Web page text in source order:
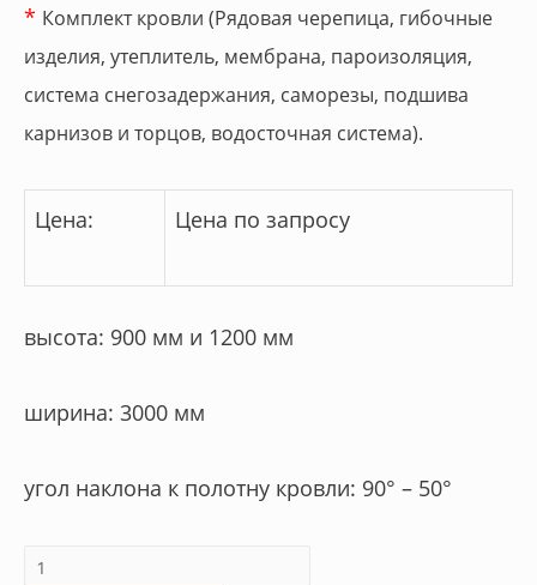
* Комплект кровли (Рядовая черепица, гибочные
изделия, утеплитель, мембрана, пароизоляция,
система снегозадержания, саморезы, подшива
карнизов и торцов, водосточная система).
Цена: Цена по запросу
высота: 900 мм и 1200 мм
ширина: 3000 мм
угол наклона к полотну кровли: 90° – 50°
Количество